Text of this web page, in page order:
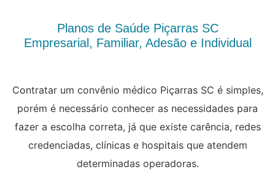
Planos de Saúde Piçarras SC
Empresarial, Familiar, Adesão e Individual
Contratar um convênio médico Piçarras SC é simples,
porém é necessário conhecer as necessidades para
fazer a escolha correta, já que existe carência, redes
credenciadas, clínicas e hospitais que atendem
determinadas operadoras.